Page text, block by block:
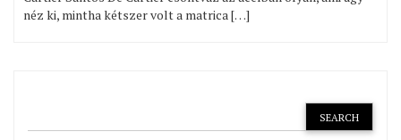
néz ki, mintha kétszer volt a matrica […]